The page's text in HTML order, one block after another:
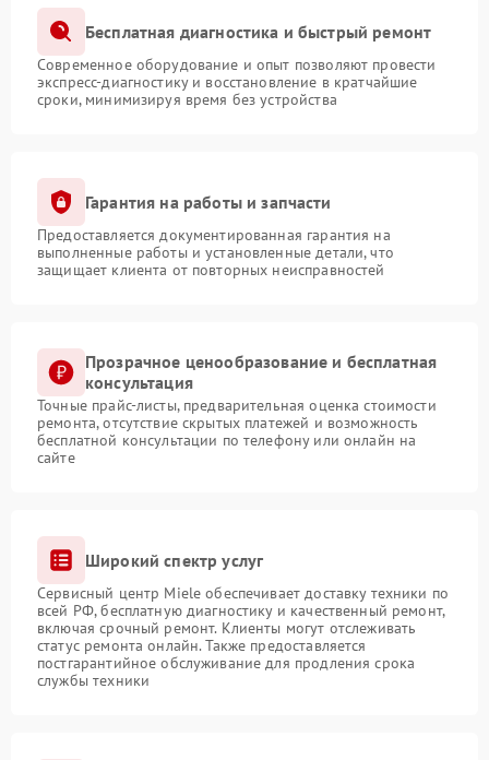
Бесплатная диагностика и быстрый ремонт
Современное оборудование и опыт позволяют провести
экспресс-диагностику и восстановление в кратчайшие
сроки, минимизируя время без устройства
Гарантия на работы и запчасти
Предоставляется документированная гарантия на
выполненные работы и установленные детали, что
защищает клиента от повторных неисправностей
Прозрачное ценообразование и бесплатная
консультация
Точные прайс-листы, предварительная оценка стоимости
ремонта, отсутствие скрытых платежей и возможность
бесплатной консультации по телефону или онлайн на
сайте
Широкий спектр услуг
Сервисный центр Miele обеспечивает доставку техники по
всей РФ, бесплатную диагностику и качественный ремонт,
включая срочный ремонт. Клиенты могут отслеживать
статус ремонта онлайн. Также предоставляется
постгарантийное обслуживание для продления срока
службы техники